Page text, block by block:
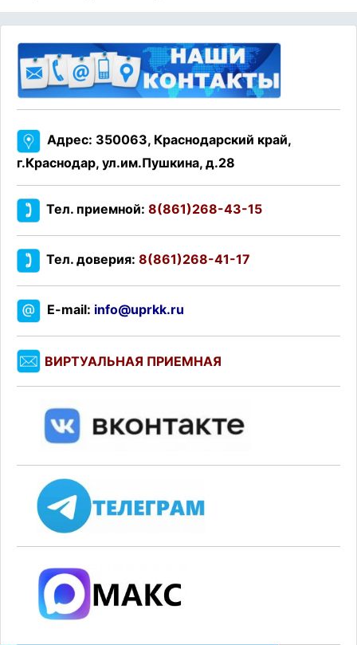
Адрес: 350063, Краснодарский край,
г.Краснодар, ул.им.Пушкина, д.28
Тел. приемной: 8(861)268-43-15
Тел. доверия: 8(861)268-41-17
E-mail: info@uprkk.ru
ВИРТУАЛЬНАЯ ПРИЕМНАЯ